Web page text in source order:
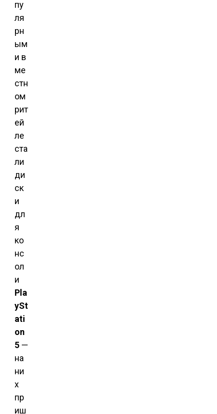
пу
ля
рн
ым
и в
ме
стн
ом
рит
ей
ле
ста
ли
ди
ск
и
дл
я
ко
нс
ол
и
Pla
ySt
ati
on
5 —
на
ни
х
пр
иш